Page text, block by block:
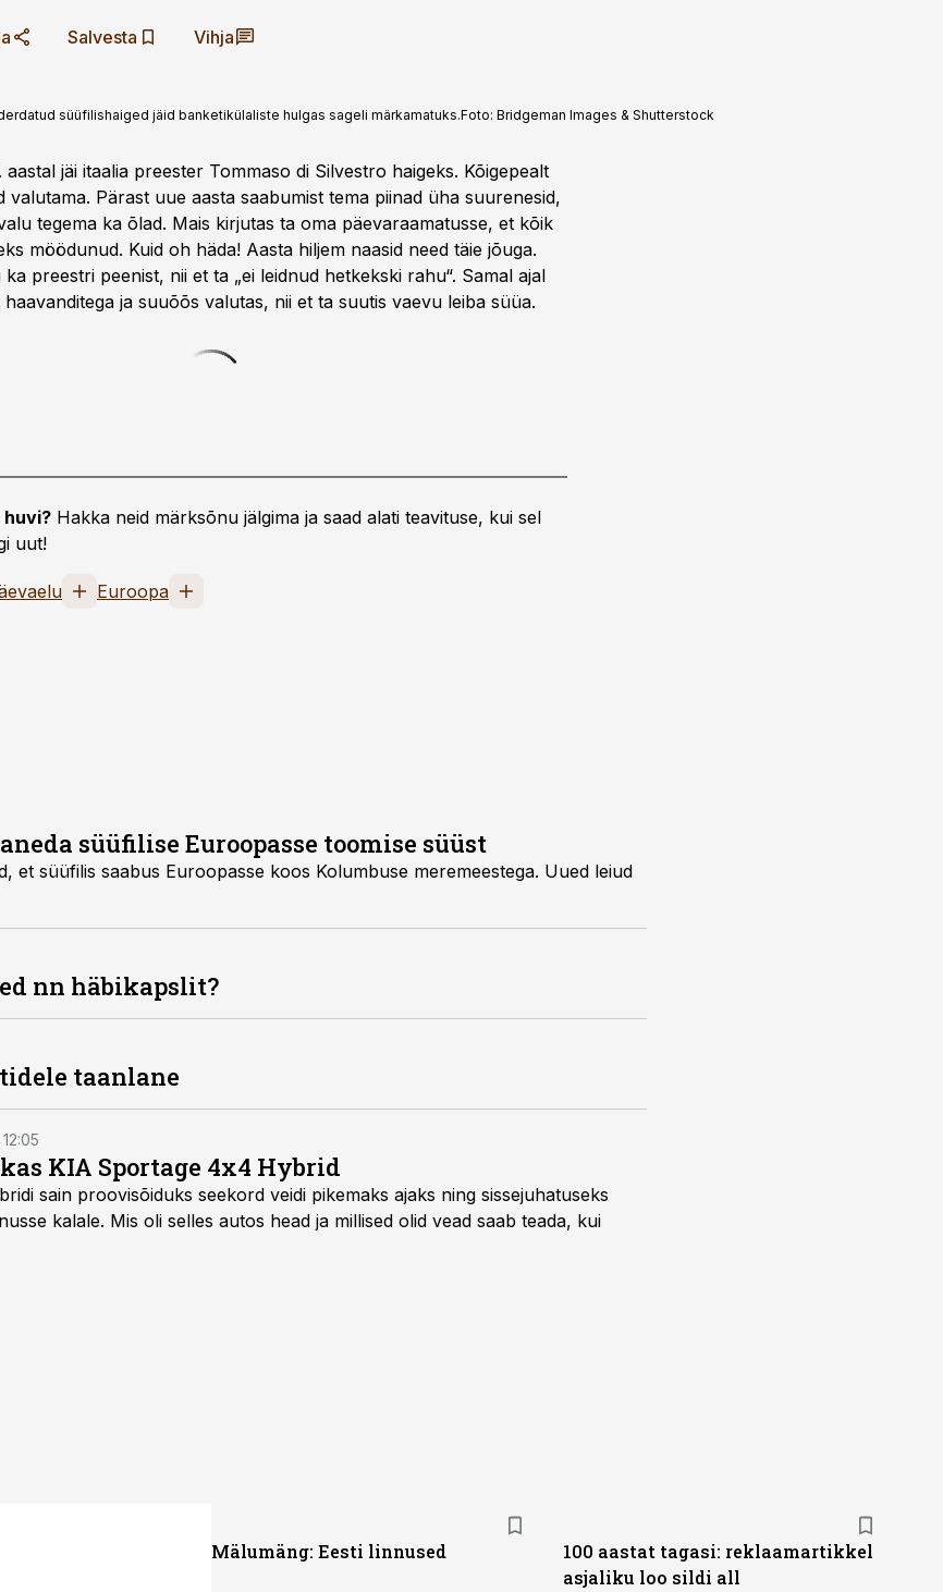
Salvesta Vihja
süüfilishaiged jäid banketikülaliste hulgas ­sageli märkamatuks.Foto: Bridgeman Images & Shutterstock
jäi itaalia preester Tommaso di Silvestro haigeks. Kõigepealt
valutama. Pärast uue aasta saabumist tema piinad üha ­suurenesid,
tegema ka õlad. Mais kirjutas ta oma päevaraamatusse, et kõik
möödunud. Kuid oh häda! Aasta hiljem naasid need täie jõuga.
preestri peenist, nii et ta „ei leidnud hetkekski rahu“. Samal ajal
ja suuõõs valutas, nii et ta suutis vaevu leiba süüa.
huvi? Hakka neid märksõnu jälgima ja saad alati teavituse, kui sel
uut!
Euroopa
süüfilise Euroopasse toomise süüst
et süüfilis saabus Euroopasse koos Kolumbuse meremeestega. Uued leiud
nn häbikapslit?
taanlane
KIA Sportage 4x4 Hybrid
sain proovisõiduks seekord veidi pikemaks ajaks ning sissejuhatuseks
kalale. Mis oli selles autos head ja millised olid vead saab teada, kui
Mälumäng: Eesti linnused
100 aastat tagasi: reklaamartikkel
asjaliku loo sildi all